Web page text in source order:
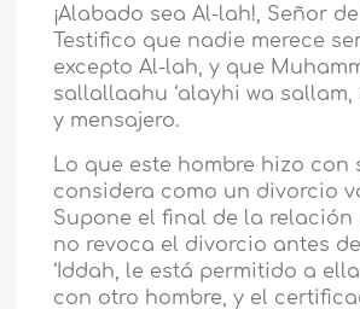
¡Alabado sea Al-lah!, Señor
Testifico que nadie merece
excepto Al-lah, y que
sallallaahu ‘alayhi wa sallam,
y mensajero.
Lo que este hombre hizo con
considera como un divorcio
Supone el final de la relación
no revoca el divorcio antes
‘Iddah, le está permitido a
con otro hombre, y el